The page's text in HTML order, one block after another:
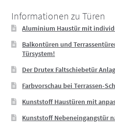
Informationen zu Türen
Aluminium Haustür mit
Balkontüren und
Türsystem!
Der Drutex Faltschiebetür
Farbvorschau bei Terrassen-
Kunststoff Haustüren mit
Kunststoff Nebeneingangstür